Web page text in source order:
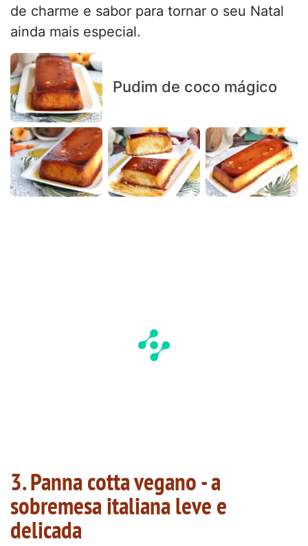
de charme e sabor para tornar o seu Natal
ainda mais especial.
Pudim de coco mágico
3. Panna cotta vegano - a
sobremesa italiana leve e
delicada